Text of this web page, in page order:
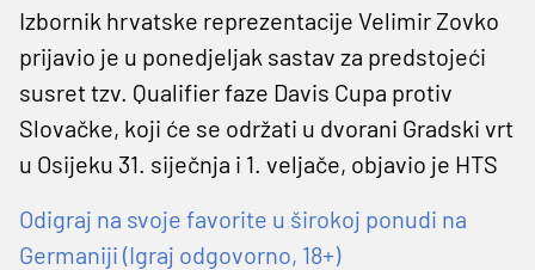
Izbornik hrvatske reprezentacije Velimir Zovko
prijavio je u ponedjeljak sastav za predstojeći
susret tzv. Qualifier faze Davis Cupa protiv
Slovačke, koji će se održati u dvorani Gradski vrt
u Osijeku 31. siječnja i 1. veljače, objavio je HTS
Odigraj na svoje favorite u širokoj ponudi na
Germaniji (Igraj odgovorno, 18+)